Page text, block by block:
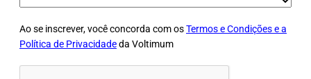
Ao se inscrever, você concorda com osTermos e Condições e a
Política de Privacidadeda Voltimum